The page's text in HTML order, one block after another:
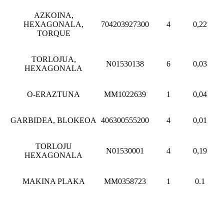
AZKOINA,
HEXAGONALA,
TORQUE
704203927300 4 0,22
TORLOJUA,
HEXAGONALA
N01530138 6 0,03
O-ERAZTUNA MM1022639 1 0,04
GARBIDEA, BLOKEOA 406300555200 4 0,01
TORLOJU
HEXAGONALA
N01530001 4 0,19
MAKINA PLAKA MM0358723 1 0.1